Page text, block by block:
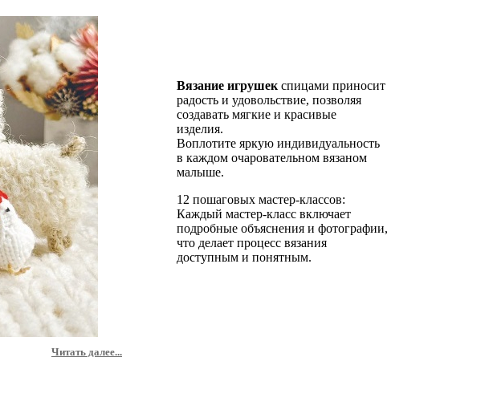
Вязание игрушек спицами приносит
радость и удовольствие, позволяя
создавать мягкие и красивые
изделия.
Воплотите яркую индивидуальность
в каждом очаровательном вязаном
малыше.
12 пошаговых мастер-классов:
Каждый мастер-класс включает
подробные объяснения и фотографии,
что делает процесс вязания
доступным и понятным.
Читать далее...